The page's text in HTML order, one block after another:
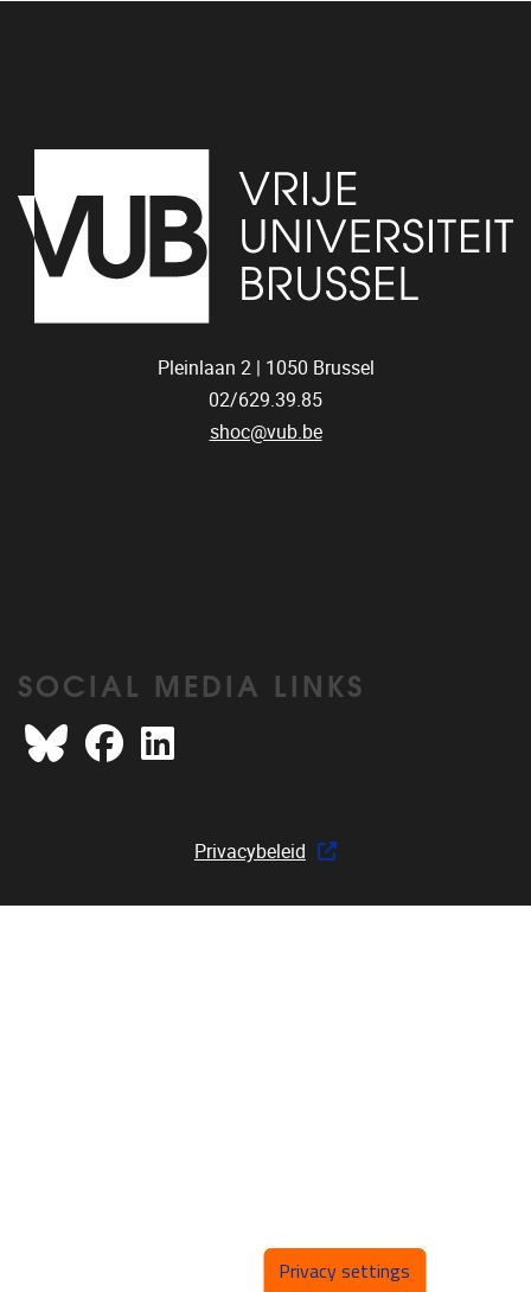
Pleinlaan 2 | 1050 Brussel
02/629.39.85
shoc@vub.be
SOCIAL MEDIA LINKS
Bluesky FacebookLinkedIn
Privacybeleid
Privacy settings